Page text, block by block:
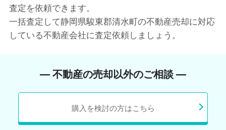
査定を依頼できます。
一括査定して静岡県駿東郡清水町の不動産売却に対応
している不動産会社に査定依頼しましょう。
― 不動産の売却以外のご相談 ―
購入を検討の方はこちら